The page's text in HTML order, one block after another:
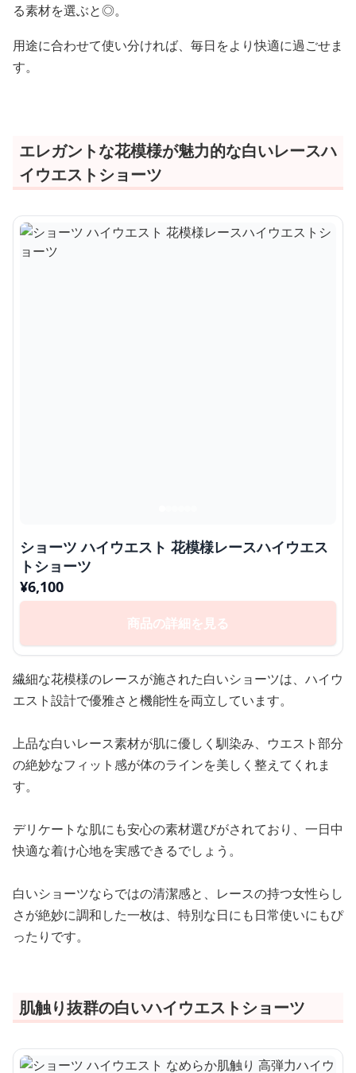
る素材を選ぶと◎。
用途に合わせて使い分ければ、毎日をより快適に過ごせま
す。
エレガントな花模様が魅力的な白いレースハ
イウエストショーツ
ショーツ ハイウエスト 花模様レースハイウエス
トショーツ
¥6,100
商品の詳細を見る
繊細な花模様のレースが施された白いショーツは、ハイウ
エスト設計で優雅さと機能性を両立しています。
上品な白いレース素材が肌に優しく馴染み、ウエスト部分
の絶妙なフィット感が体のラインを美しく整えてくれま
す。
デリケートな肌にも安心の素材選びがされており、一日中
快適な着け心地を実感できるでしょう。
白いショーツならではの清潔感と、レースの持つ女性らし
さが絶妙に調和した一枚は、特別な日にも日常使いにもぴ
ったりです。
肌触り抜群の白いハイウエストショーツ